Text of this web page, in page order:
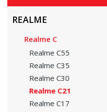
REALME
Realme C
Realme C55
Realme C35
Realme C30
Realme C21
Realme C17